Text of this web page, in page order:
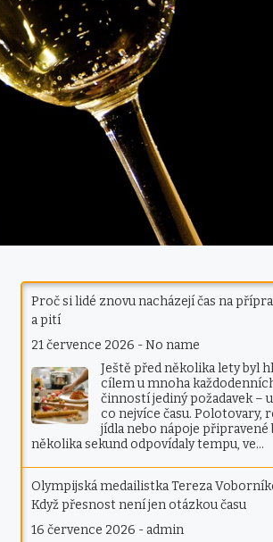
Proč si lidé znovu nacházejí čas na
a pití
21 července 2026 -No name
Ještě před několika lety byl
cílem u mnoha
činností jediný požadavek –
co nejvíce času. Polotovary,
jídla nebo nápoje připravené
několika sekund odpovídaly tempu, ve…
Olympijská medailistka Tereza
Když přesnost není jen otázkou času
16 července 2026 - admin